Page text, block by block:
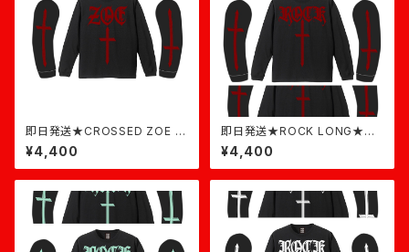
即日発送★CROSSED ZOE L
ONG★黒×バーガンディ
¥4,400
即日発送★ROCK LONG★黒
バーガンディ
¥4,400